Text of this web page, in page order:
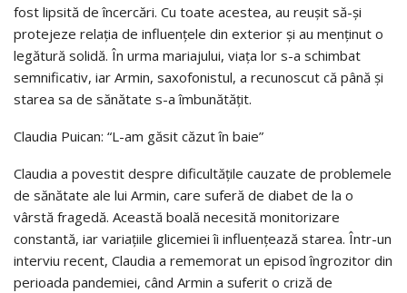
fost lipsită de încercări. Cu toate acestea, au reușit să-și
protejeze relația de influențele din exterior și au menținut o
legătură solidă. În urma mariajului, viața lor s-a schimbat
semnificativ, iar Armin, saxofonistul, a recunoscut că până și
starea sa de sănătate s-a îmbunătățit.
Claudia Puican: “L-am găsit căzut în baie”
Claudia a povestit despre dificultățile cauzate de problemele
de sănătate ale lui Armin, care suferă de diabet de la o
vârstă fragedă. Această boală necesită monitorizare
constantă, iar variațiile glicemiei îi influențează starea. Într-un
interviu recent, Claudia a rememorat un episod îngrozitor din
perioada pandemiei, când Armin a suferit o criză de